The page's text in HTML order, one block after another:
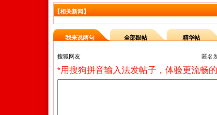
【相关新闻】
我来说两句 全部跟帖 精华帖
匿名
*用搜狗拼音输入法发帖子，体验更流畅